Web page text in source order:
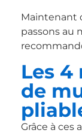
Maintenant
passons au
Les
de
Grâce à ces